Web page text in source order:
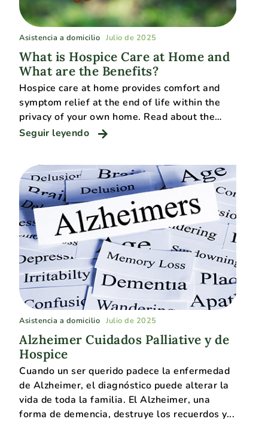
Asistencia a domicilio Julio de 2025
What is Hospice Care at Home and
What are the Benefits?
Hospice care at home provides comfort and
symptom relief at the end of life within the
privacy of your own home. Read about the…
Seguir leyendo
Asistencia a domicilio Julio de 2025
Alzheimer Cuidados Palliative y de
Hospice
Cuando un ser querido padece la enfermedad
de Alzheimer, el diagnóstico puede alterar la
vida de toda la familia. El Alzheimer, una
forma de demencia, destruye los recuerdos y...